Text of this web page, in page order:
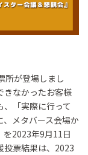
所が登場しまし
きなかったお客様
「実際に行って
メタバース会場か
を2023年9月11日
投票結果は、2023